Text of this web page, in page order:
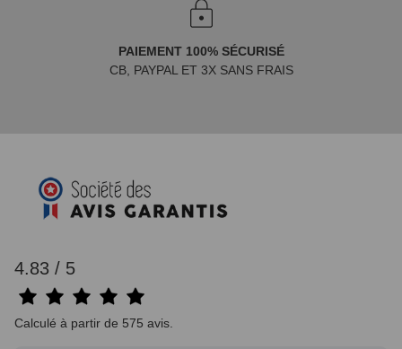
PAIEMENT 100% SÉCURISÉ
CB, PAYPAL ET 3X SANS FRAIS
4.83 / 5
Calculé à partir de 575 avis.